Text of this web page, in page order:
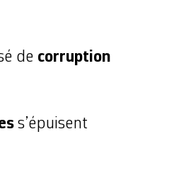
de corruption
s’épuisent